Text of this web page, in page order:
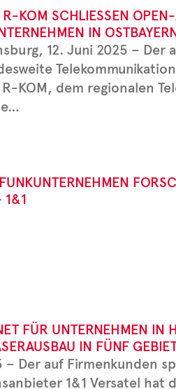
KOM SCHLIESSEN OPEN-
IN OSTBAYERN
12. Juni 2025 – Der
KOM, dem regionalen
1&1
FÜR UNTERNEHMEN IN
IN FÜNF
– Der auf Firmenkunden
1&1 Versatel hat